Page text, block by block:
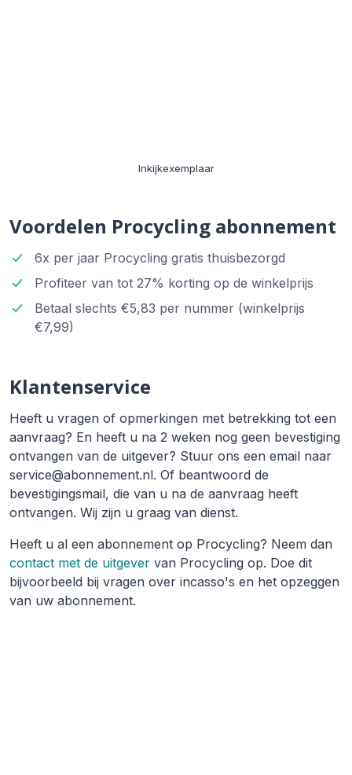
Inkijkexemplaar
Voordelen Procycling abonnement
6x per jaar Procycling gratis thuisbezorgd
Profiteer van tot 27% korting op de winkelprijs
Betaal slechts €5,83 per nummer (winkelprijs
€7,99)
Klantenservice
Heeft u vragen of opmerkingen met betrekking tot een
aanvraag? En heeft u na 2 weken nog geen bevestiging
ontvangen van de uitgever? Stuur ons een email naar
service@abonnement.nl. Of beantwoord de
bevestigingsmail, die van u na de aanvraag heeft
ontvangen. Wij zijn u graag van dienst.
Heeft u al een abonnement op Procycling? Neem dan
contact met de uitgever van Procycling op. Doe dit
bijvoorbeeld bij vragen over incasso's en het opzeggen
van uw abonnement.